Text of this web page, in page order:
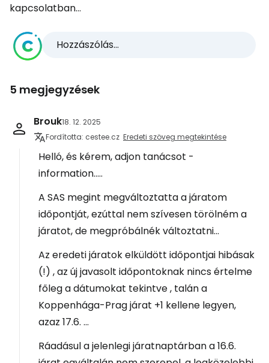
kapcsolatban...
Hozzászólás...
5 megjegyzések
Brouk18. 12. 2025
Fordította: cestee.cz Eredeti szöveg megtekintése
Helló, és kérem, adjon tanácsot -
information.....
A SAS megint megváltoztatta a járatom
időpontját, ezúttal nem szívesen törölném a
járatot, de megpróbálnék változtatni...
Az eredeti járatok elküldött időpontjai hibásak
(!) , az új javasolt időpontoknak nincs értelme
főleg a dátumokat tekintve , talán a
Koppenhága-Prag járat +1 kellene legyen,
azaz 17.6. ...
Ráadásul a jelenlegi járatnaptárban a 16.6.